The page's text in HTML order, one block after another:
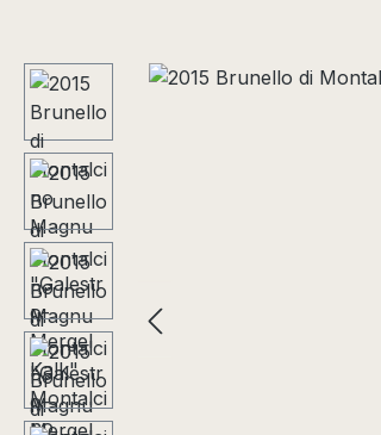
Bildergalerie überspringen